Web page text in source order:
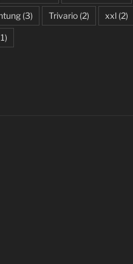
(3) Trivario(2) xxl(2)